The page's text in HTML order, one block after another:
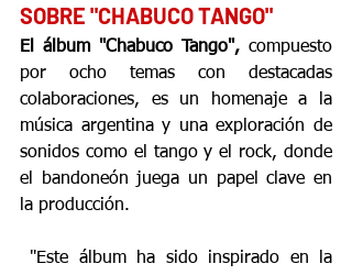
SOBRE "CHABUCO TANGO"
El álbum "Chabuco Tango", compuesto
por ocho temas con destacadas
colaboraciones, es un homenaje a la
música argentina y una exploración de
sonidos como el tango y el rock, donde
el bandoneón juega un papel clave en
la producción.
"Este álbum ha sido inspirado en la